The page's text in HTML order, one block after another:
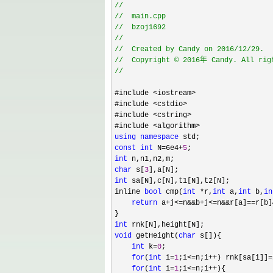
//
//
//
//
//
//
#include <iostream>
#include <cstdio>
#include <cstring>
#include
using namespace
const int N=6e4+5
int
char s[ 3
int sa[N],c[N],t1[N],t2[N];
inline bool cmp(int *r, int a, int b,
return
int
void getHeight(char s[]){
int k=0;
for(int i=1;i<=n;i++) rnk[sa[i]]=
for(int i=1;i<=n;i++ ){